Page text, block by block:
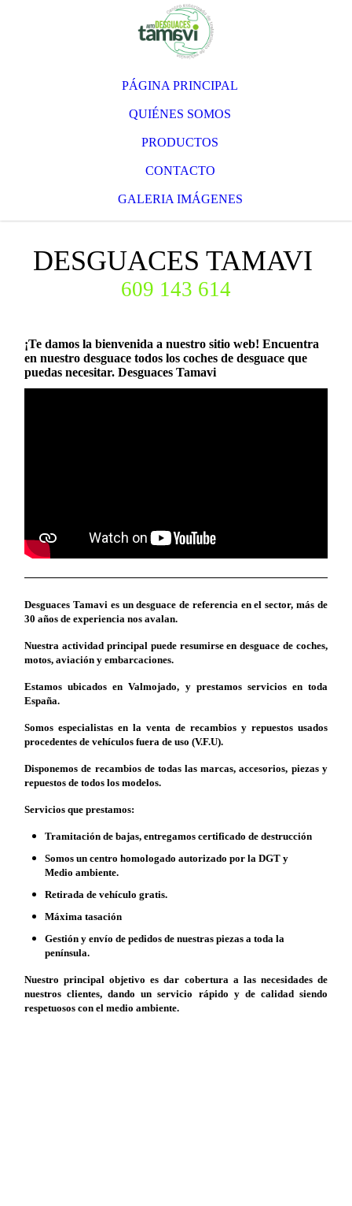
PÁGINA PRINCIPAL
QUIÉNES SOMOS
PRODUCTOS
CONTACTO
GALERIA IMÁGENES
DESGUACES TAMAVI
609 143 614
¡Te damos la bienvenida a nuestro sitio web! Encuentra
en nuestro desguace todos los coches de desguace que
puedas necesitar. Desguaces Tamavi
Desguaces Tamavi es un desguace de referencia en el sector, más de
30 años de experiencia nos avalan.
Nuestra actividad principal puede resumirse en desguace de coches,
motos, aviación y embarcaciones.
Estamos ubicados en Valmojado, y prestamos servicios en toda
España.
Somos especialistas en la venta de recambios y repuestos usados
procedentes de vehículos fuera de uso (V.F.U).
Disponemos de recambios de todas las marcas, accesorios, piezas y
repuestos de todos los modelos.
Servicios que prestamos:
Tramitación de bajas, entregamos certificado de destrucción
Somos un centro homologado autorizado por la DGT y
Medio ambiente.
Retirada de vehículo gratis.
Máxima tasación
Gestión y envío de pedidos de nuestras piezas a toda la
península.
Nuestro principal objetivo es dar cobertura a las necesidades de
nuestros clientes, dando un servicio rápido y de calidad siendo
respetuosos con el medio ambiente.